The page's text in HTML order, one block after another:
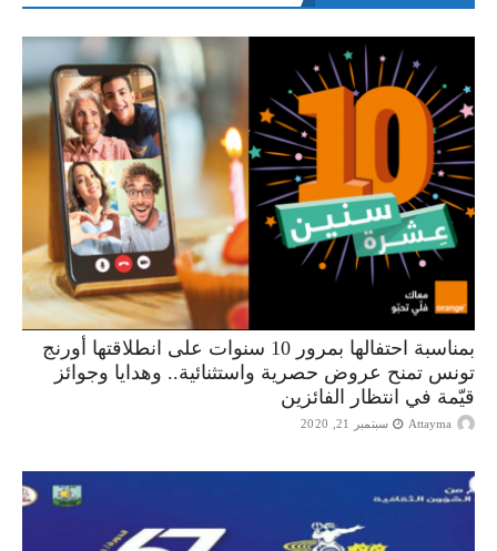
بمناسبة احتفالها بمرور 10 سنوات على انطلاقتها أورنج
تونس تمنح عروض حصرية واستثنائية.. وهدايا وجوائز
قيّمة في انتظار الفائزين
Attayma سبتمبر 21, 2020